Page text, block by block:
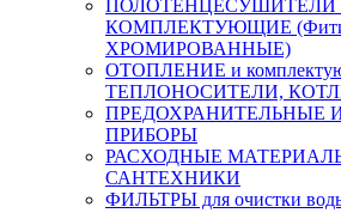
ПОЛОТЕНЦЕСУШИТЕЛИ
КОМПЛЕКТУЮЩИЕ
ХРОМИРОВАННЫЕ)
ОТОПЛЕНИЕ и
ТЕПЛОНОСИТЕЛИ,
ПРЕДОХРАНИТЕЛЬНЫЕ
ПРИБОРЫ
РАСХОДНЫЕ
САНТЕХНИКИ
ФИЛЬТРЫ для очистки